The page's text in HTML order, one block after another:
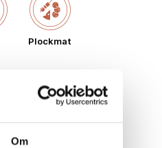
Om
Plockmat